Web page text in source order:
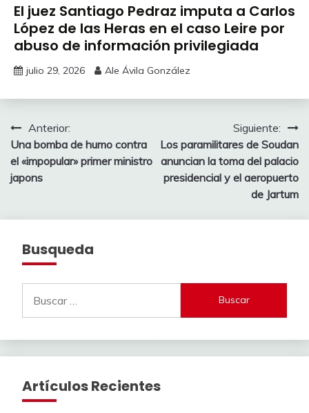
El juez Santiago Pedraz imputa a Carlos
López de las Heras en el caso Leire por
abuso de información privilegiada
julio 29, 2026 Ale Ávila González
Navegación
de
entradas
Anterior:
Una bomba de humo contra
el «impopular» primer ministro
japons
Siguiente:
Los paramilitares de Soudan
anuncian la toma del palacio
presidencial y el aeropuerto
de Jartum
Busqueda
Artículos Recientes